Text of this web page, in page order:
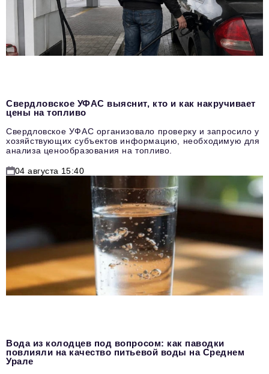
Свердловское УФАС выяснит, кто и как накручивает
цены на топливо
Свердловское УФАС организовало проверку и запросило у
хозяйствующих субъектов информацию, необходимую для
анализа ценообразования на топливо.
04 августа 15:40
Вода из колодцев под вопросом: как паводки
повлияли на качество питьевой воды на Среднем
Урале